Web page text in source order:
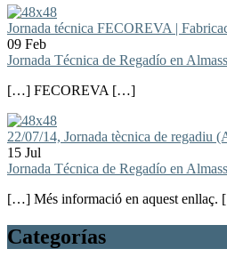
Jornada técnica FECOREVA |
09 Feb
Jornada Técnica de Regadío en
[…] FECOREVA […]
22/07/14, Jornada tècnica de regadiu
15 Jul
Jornada Técnica de Regadío en
[…] Més informació en aquest
Categorías